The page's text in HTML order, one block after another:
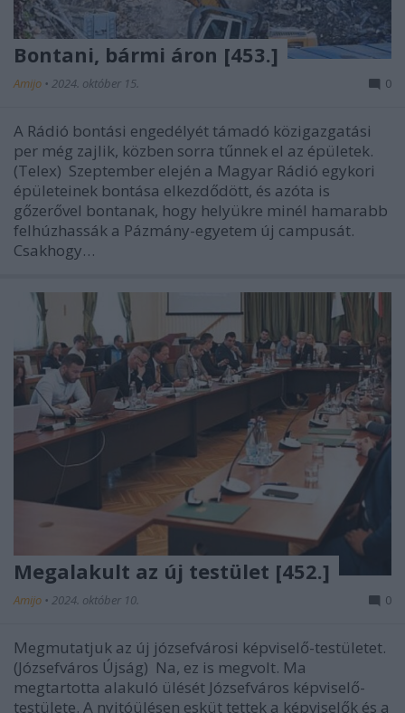
Bontani, bármi áron [453.]
Amijo • 2024. október 15. 0
A Rádió bontási engedélyét támadó közigazgatási
per még zajlik, közben sorra tűnnek el az épületek.
(Telex) Szeptember elején a Magyar Rádió egykori
épületeinek bontása elkezdődött, és azóta is
gőzerővel bontanak, hogy helyükre minél hamarabb
felhúzhassák a Pázmány-egyetem új campusát.
Csakhogy…
Megalakult az új testület [452.]
Amijo • 2024. október 10. 0
Megmutatjuk az új józsefvárosi képviselő-testületet.
(Józsefváros Újság) Na, ez is megvolt. Ma
megtartotta alakuló ülését Józsefváros képviselő-
testülete. A nyitóülésen esküt tettek a képviselők és a